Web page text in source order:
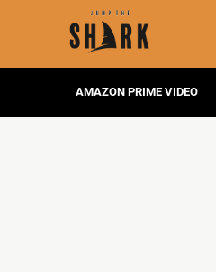
AMAZON PRIME VIDEO